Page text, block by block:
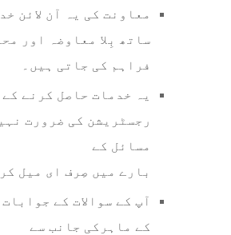
معاونت کی یہ آن لائن
ساتھ بِلا معاوضہ اور
فراہم کی جاتی ہیں۔
یہ خدمات حاصل کرنے
رجسٹریشن کی ضرورت
مسائل کے
بارے میں صِرف ای میل
آپ کے سوالات کے
کے ماہرکی جانب سے